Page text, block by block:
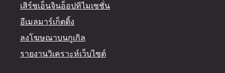
เสิร์ชเอ็นจินอ็อปทิไมเซชั่น
อีเมลมาร์เก็ตติ้ง
ลงโฆษณาบนกูเกิล
รายงานวิเคราะห์เว็บไซต์